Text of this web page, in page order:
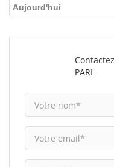
Aujourd'hui
PARI